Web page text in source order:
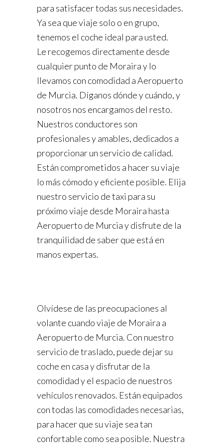
para satisfacer todas sus necesidades.
Ya sea que viaje solo o en grupo,
tenemos el coche ideal para usted.
Le recogemos directamente desde
cualquier punto de Moraira y lo
llevamos con comodidad a Aeropuerto
de Murcia. Díganos dónde y cuándo, y
nosotros nos encargamos del resto.
Nuestros conductores son
profesionales y amables, dedicados a
proporcionar un servicio de calidad.
Están comprometidos a hacer su viaje
lo más cómodo y eficiente posible. Elija
nuestro servicio de taxi para su
próximo viaje desde Moraira hasta
Aeropuerto de Murcia y disfrute de la
tranquilidad de saber que está en
manos expertas.
Olvídese de las preocupaciones al
volante cuando viaje de Moraira a
Aeropuerto de Murcia. Con nuestro
servicio de traslado, puede dejar su
coche en casa y disfrutar de la
comodidad y el espacio de nuestros
vehículos renovados. Están equipados
con todas las comodidades necesarias,
para hacer que su viaje sea tan
confortable como sea posible. Nuestra